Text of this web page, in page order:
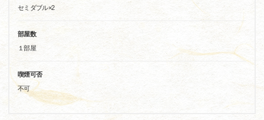
セミダブル×2
部屋数
１部屋
喫煙可否
不可